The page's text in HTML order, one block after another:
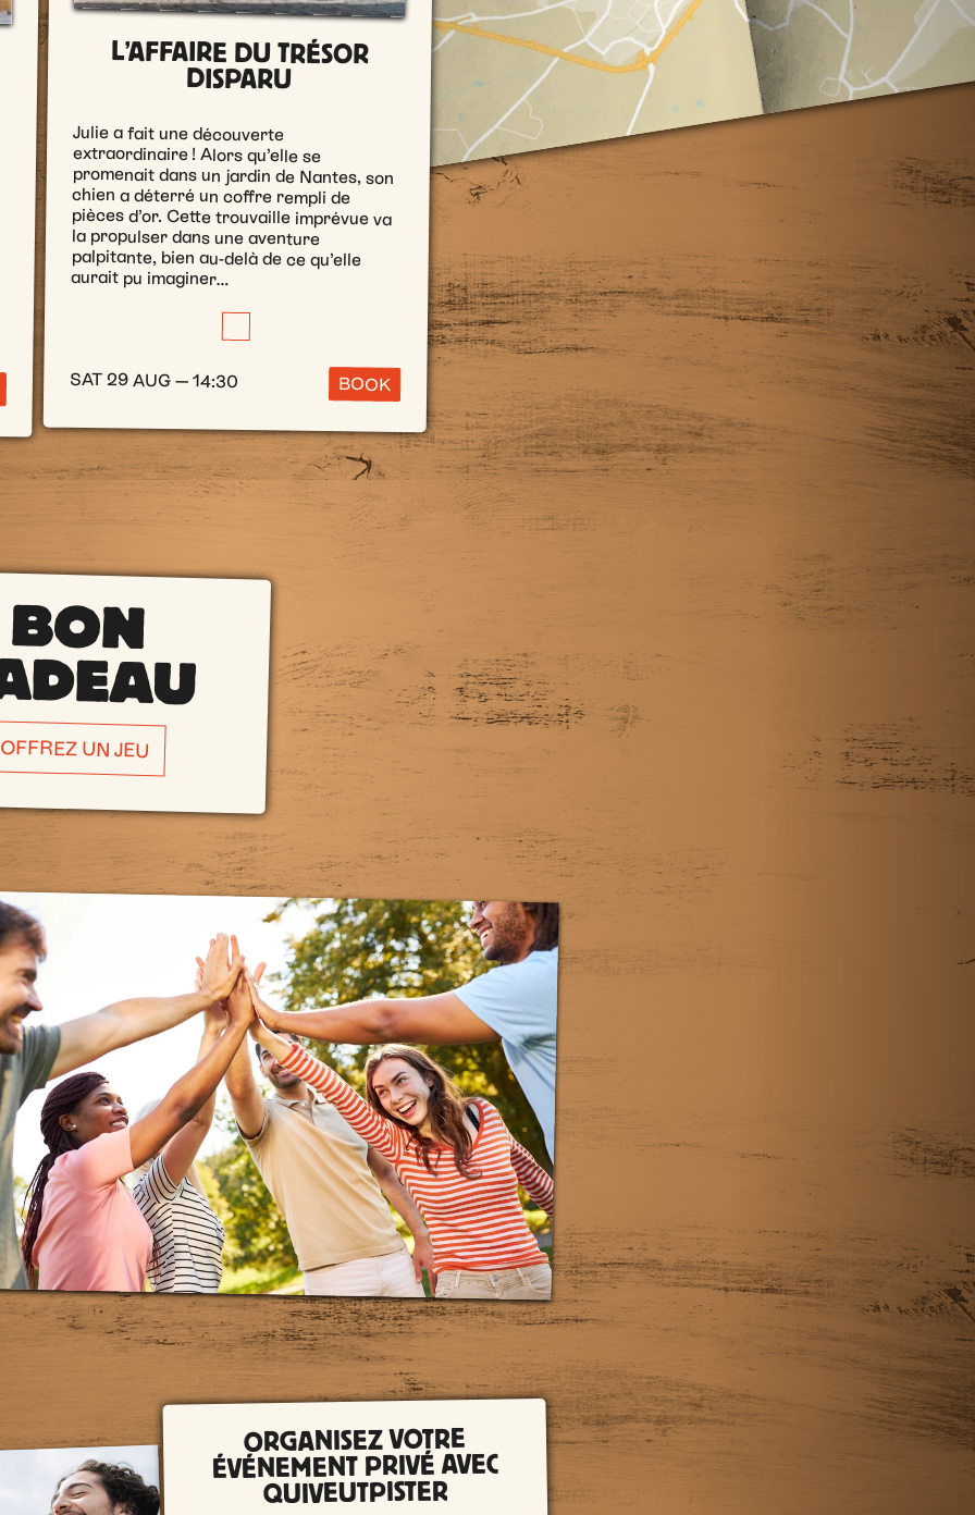
L’AFFAIRE DU TRÉSOR
DISPARU
Julie a fait une découverte
extraordinaire ! Alors qu’elle se
promenait dans un jardin de Nantes, son
chien a déterré un coffre rempli de
pièces d’or. Cette trouvaille imprévue va
la propulser dans une aventure
palpitante, bien au-delà de ce qu’elle
aurait pu imaginer…
SAT 29 AUG — 14:30 BOOK
BON
OFFREZ UN JEU
ORGANISEZ VOTRE
ÉVÉNEMENT PRIVÉ AVEC
QUIVEUTPISTER